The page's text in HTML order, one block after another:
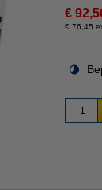
€
€ 76,45